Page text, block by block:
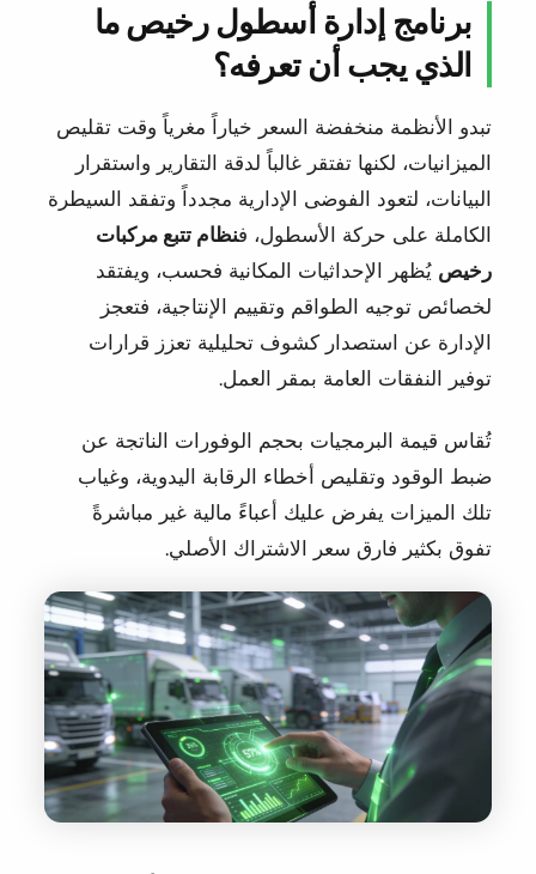
برنامج إدارة أسطول رخيص ما
الذي يجب أن تعرفه؟
تبدو الأنظمة منخفضة السعر خياراً مغرياً وقت تقليص
الميزانيات، لكنها تفتقر غالباً لدقة التقارير واستقرار
البيانات، لتعود الفوضى الإدارية مجدداً وتفقد السيطرة
الكاملة على حركة الأسطول، فنظام تتبع مركبات
رخيص يُظهر الإحداثيات المكانية فحسب، ويفتقد
لخصائص توجيه الطواقم وتقييم الإنتاجية، فتعجز
الإدارة عن استصدار كشوف تحليلية تعزز قرارات
توفير النفقات العامة بمقر العمل.
تُقاس قيمة البرمجيات بحجم الوفورات الناتجة عن
ضبط الوقود وتقليص أخطاء الرقابة اليدوية، وغياب
تلك الميزات يفرض عليك أعباءً مالية غير مباشرةً
تفوق بكثير فارق سعر الاشتراك الأصلي.